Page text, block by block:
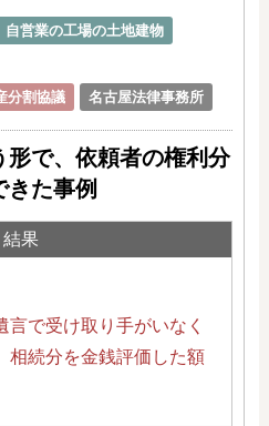
自営業の工場の土地建物
分割協議 名古屋法律事務所
形で、依頼者の権利分
きた事例
結果
言で受け取り手がいなく
相続分を金銭評価した額